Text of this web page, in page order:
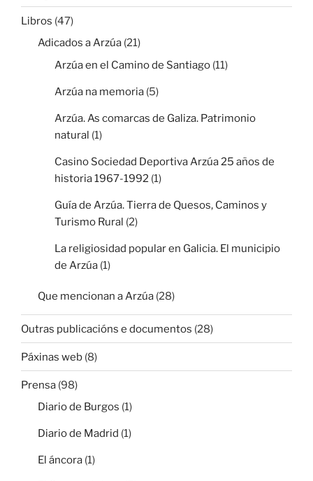
Libros (47)
Adicados a Arzúa (21)
Arzúa en el Camino de Santiago (11)
Arzúa na memoria (5)
Arzúa. As comarcas de Galiza. Patrimonio
natural (1)
Casino Sociedad Deportiva Arzúa 25 años de
historia 1967-1992 (1)
Guía de Arzúa. Tierra de Quesos, Caminos y
Turismo Rural (2)
La religiosidad popular en Galicia. El municipio
de Arzúa (1)
Que mencionan a Arzúa (28)
Outras publicacións e documentos (28)
Páxinas web (8)
Prensa (98)
Diario de Burgos (1)
Diario de Madrid (1)
El áncora (1)